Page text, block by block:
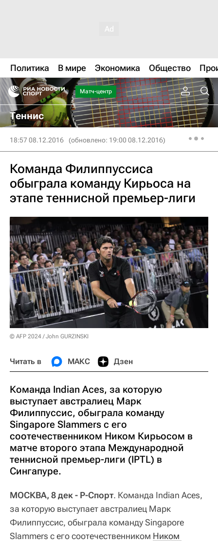
Политика В мире Экономика Общество
Матч-центр
Теннис
18:57 08.12.2016 (обновлено: 19:00 08.12.2016)
Команда Филиппуссиса
обыграла команду Кирьоса на
этапе теннисной премьер-лиги
© AFP 2024 / John GURZINSKI
Читать в МАКС Дзен
Команда Indian Aces, за которую
выступает австралиец Марк
Филиппуссис, обыграла команду
Singapore Slammers с его
соотечественником Ником Кирьосом в
матче второго этапа Международной
теннисной премьер-лиги (IPTL) в
Сингапуре.
МОСКВА, 8 дек - Р-Спорт. Команда Indian Aces,
за которую выступает австралиец Марк
Филиппуссис, обыграла команду Singapore
Slammers с его соотечественником Ником